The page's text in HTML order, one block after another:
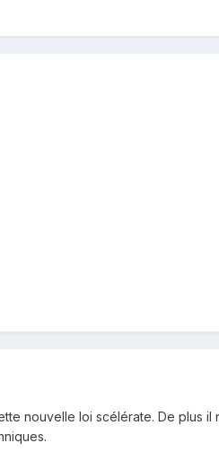
nouvelle loi scélérate. De plus